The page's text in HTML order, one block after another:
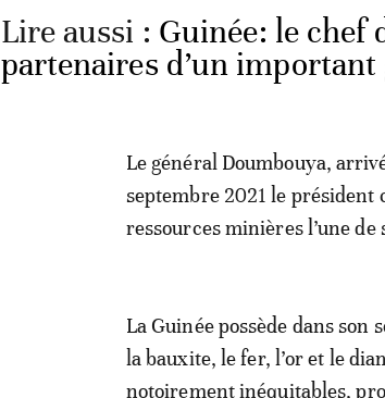
Lire aussi : Guinée: le chef
partenaires d’un
Le général Doumbouya,
septembre 2021 le président
ressources minières l’une de
La Guinée possède dans son
la bauxite, le fer, l’or et le
notoirement inéquitables,